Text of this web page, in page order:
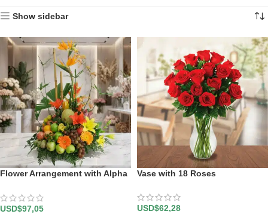
Show sidebar
Flower Arrangement with Alpha
USD$97,05
Vase with 18 Roses
USD$62,28